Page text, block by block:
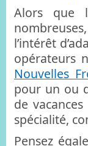
Alors que
l’intérêt
opérateurs
Nouvelles
pour un ou
de
spécialité,
Pensez